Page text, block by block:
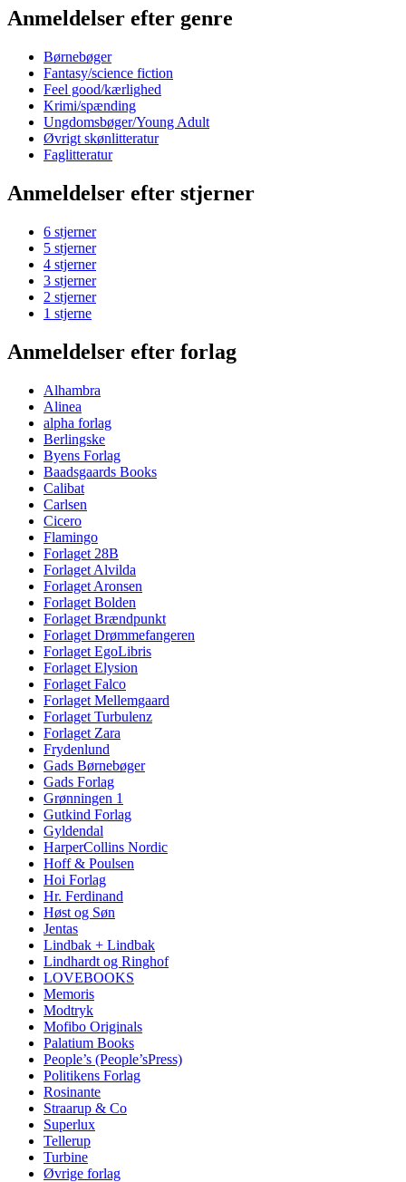
Anmeldelser efter genre
Børnebøger
Fantasy/science fiction
Feel good/kærlighed
Krimi/spænding
Ungdomsbøger/Young Adult
Øvrigt skønlitteratur
Faglitteratur
Anmeldelser efter stjerner
6 stjerner
5 stjerner
4 stjerner
3 stjerner
2 stjerner
1 stjerne
Anmeldelser efter forlag
Alhambra
Alinea
alpha forlag
Berlingske
Byens Forlag
Baadsgaards Books
Calibat
Carlsen
Cicero
Flamingo
Forlaget 28B
Forlaget Alvilda
Forlaget Aronsen
Forlaget Bolden
Forlaget Brændpunkt
Forlaget Drømmefangeren
Forlaget EgoLibris
Forlaget Elysion
Forlaget Falco
Forlaget Mellemgaard
Forlaget Turbulenz
Forlaget Zara
Frydenlund
Gads Børnebøger
Gads Forlag
Grønningen 1
Gutkind Forlag
Gyldendal
HarperCollins Nordic
Hoff & Poulsen
Hoi Forlag
Hr. Ferdinand
Høst og Søn
Jentas
Lindbak + Lindbak
Lindhardt og Ringhof
LOVEBOOKS
Memoris
Modtryk
Mofibo Originals
Palatium Books
People’s (People’sPress)
Politikens Forlag
Rosinante
Straarup & Co
Superlux
Tellerup
Turbine
Øvrige forlag